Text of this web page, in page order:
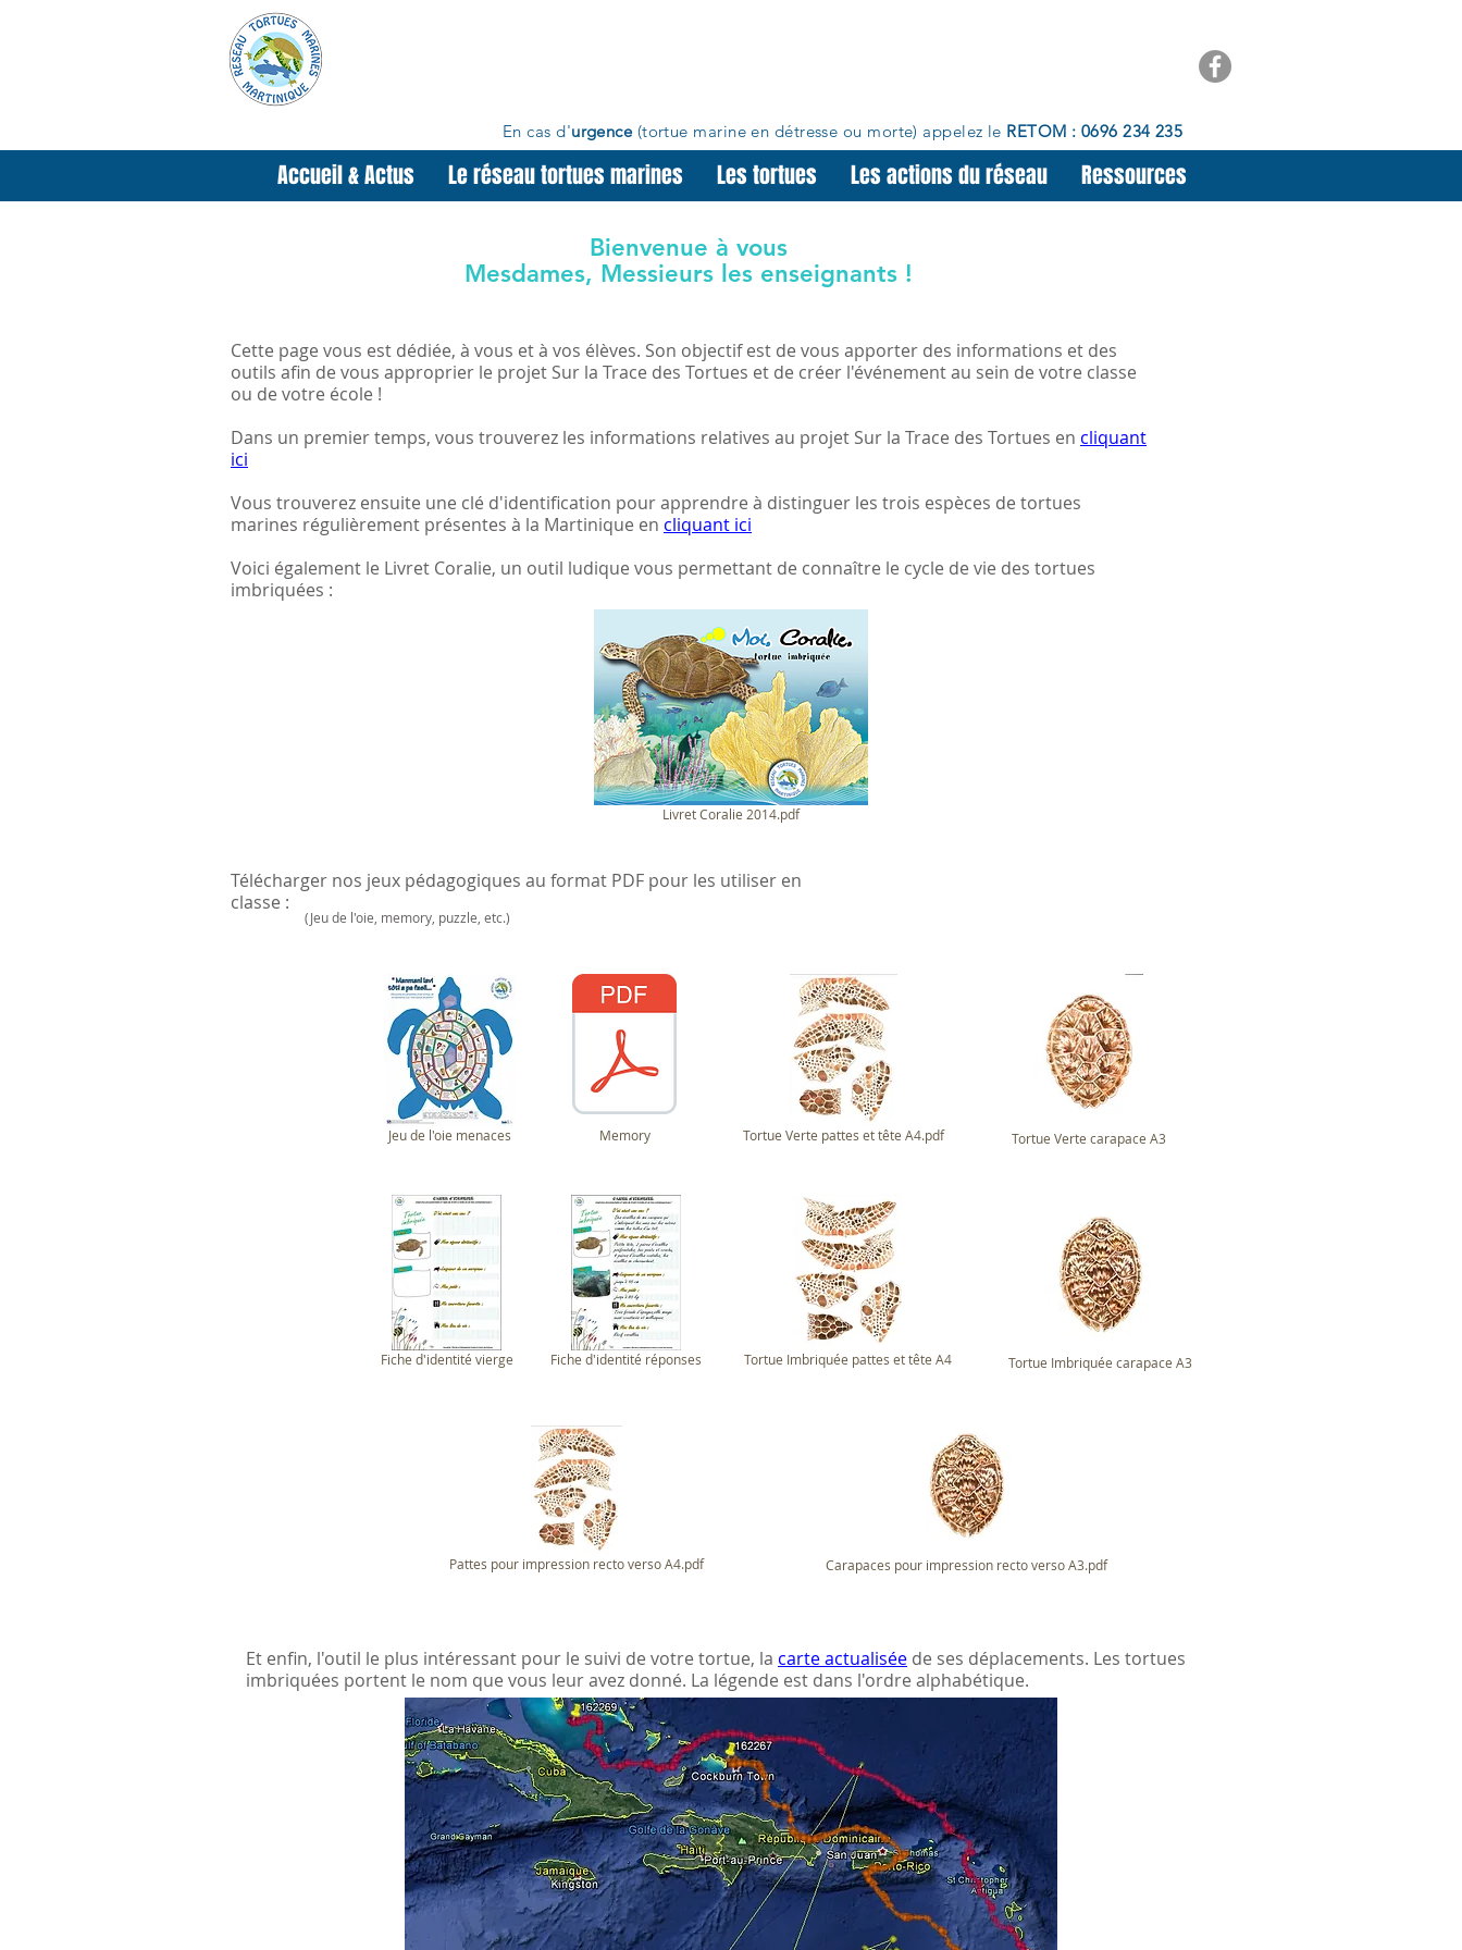
En cas d'urgence(tortue marine en détresse ou morte) appelez le RETOM : 0696 234 235
Accueil & Actus Le réseau tortues marines Les tortues Les actions du réseau Ressources
Bienvenue à vous
Mesdames, Messieurs les enseignants !
Cette page vous est dédiée, à vous et à vos élèves. Son objectif est de vous apporter des informations et des
outils afin de vous approprier le projet Sur la Trace des Tortues et de créer l'événement au sein de votre classe
ou de votre école !
Dans un premier temps, vous trouverez les informations relatives au projet Sur la Trace des Tortues en cliquant
ici
Vous trouverez ensuite une clé d'identification pour apprendre à distinguer les trois espèces de tortues
marines régulièrement présentes à la Martinique en cliquant ici
Voici également le Livret Coralie, un outil ludique vous permettant de connaître le cycle de vie des tortues
imbriquées :
Livret Coralie 2014.pdf
Télécharger nos jeux pédagogiques au format PDF pour les utiliser en
classe :
(Jeu de l'oie, memory, puzzle, etc.)
Jeu de l'oie menaces Memory Tortue Verte pattes et tête A4.pdf Tortue Verte carapace A3
Fiche d'identité vierge Fiche d'identité réponses
Pattes pour impression recto verso A4.pdf
Tortue Imbriquée pattes et tête A4 Tortue Imbriquée carapace A3
Carapaces pour impression recto verso A3.pdf
Et enfin, l'outil le plus intéressant pour le suivi de votre tortue, la carte actualisée de ses déplacements. Les tortues
imbriquées portent le nom que vous leur avez donné. La légende est dans l'ordre alphabétique.